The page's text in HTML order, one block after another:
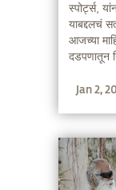
स्पोर्ट्स,
याबद्दलचं
आजच्या
दडपणातून
Jan 2,